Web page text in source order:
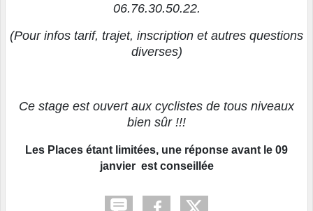
06.76.30.50.22.
(Pour infos tarif, trajet, inscription et autres questions
diverses)
Ce stage est ouvert aux cyclistes de tous niveaux
bien sûr !!!
Les Places étant limitées, une réponse avant le 09
janvier est conseillée